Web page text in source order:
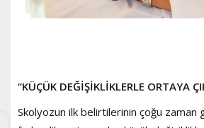
“KÜÇÜK DEĞİŞİKLİKLERLE ORTAYA
Skolyozun ilk belirtilerinin çoğu zaman